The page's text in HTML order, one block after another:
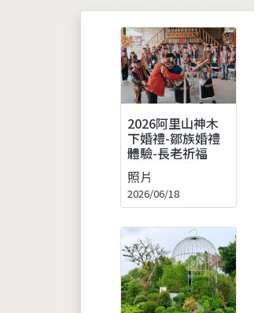
2026阿里山神木
下婚禮-鄒族婚禮
體驗-長老祈福
照片
2026/06/18